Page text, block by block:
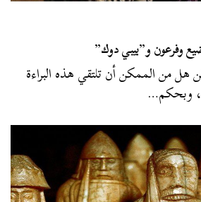
وفرعون و”بيبي دوك”
هل من الممكن أن تلتقي هذه البراءة
وبحكم…